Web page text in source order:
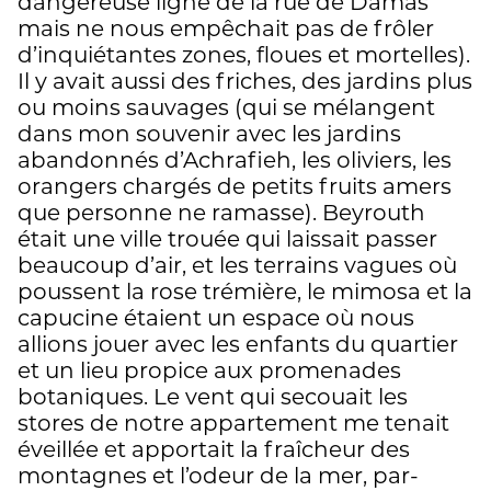
mais ne nous empêchait pas de frôler
d’inquiétantes zones, floues et mortelles).
Il y avait aussi des friches, des jardins plus
ou moins sauvages (qui se mélangent
dans mon souvenir avec les jardins
abandonnés d’Achrafieh, les oliviers, les
orangers chargés de petits fruits amers
que personne ne ramasse). Beyrouth
était une ville trouée qui laissait passer
beaucoup d’air, et les terrains vagues où
poussent la rose trémière, le mimosa et la
capucine étaient un espace où nous
allions jouer avec les enfants du quartier
et un lieu propice aux promenades
botaniques. Le vent qui secouait les
stores de notre appartement me tenait
éveillée et apportait la fraîcheur des
montagnes et l’odeur de la mer, par-